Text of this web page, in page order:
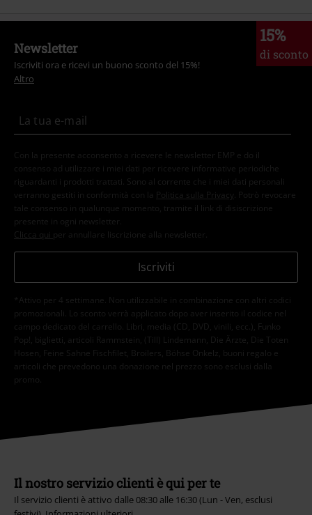
15%
di sconto
Newsletter
Iscriviti ora e ricevi un buono sconto del 15%!
Altro
Con la presente acconsento a ricevere le newsletter EMP e do il
consenso ad utilizzare i miei dati per ricevere informative periodiche
riguardanti i prodotti trattati. Sono al corrente che i miei dati personali
verranno gestiti in conformità con la
Politica sulla Privacy
. Potrò revocare
tale consenso in qualunque momento, tramite il link di disiscrizione
presente in ogni newsletter.
Clicca qui per annullare liscrizione alla newsletter.
Iscriviti
*Attivo per 4 settimane. Non utilizzabile in combinazione con altri codici
promozionali. Lo sconto verrà applicato dopo aver inserito il codice nel
campo dedicato del carrello. Libri, media (CD, DVD, vinili, ecc.), Funko
Pop!, biglietti, articoli Rammstein, (Till) Lindemann, Die Ärzte, Die Toten
Hosen, Feine Sahne Fischfilet, Broilers, Böhse Onkelz, buoni regalo e
articoli che prevedono una donazione nel prezzo sono esclusi dalla
promo.
Il nostro servizio clienti è qui per te
Il servizio clienti è attivo dalle 08:30 alle 16:30 (Lun - Ven, esclusi